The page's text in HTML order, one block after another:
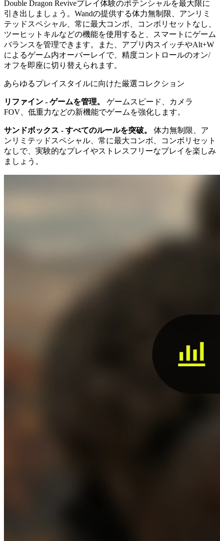
Double Dragon Reviveプレイ体験のポテンシャルを最大限に
引き出しましょう。Wandの提供する体力無制限、アンリミ
テッドスペシャル、常に最大コンボ、コンボリセットなし、
ツーヒットキルなどの機能を使用すると、スマートにゲーム
バランスを管理できます。また、アプリ内スイッチやAlt+W
によるゲーム内オーバーレイで、精度コントロールのオン/
オフを即座に切り替えられます。
あらゆるプレイスタイルに向けた厳選コレクション
リファイン - ゲームを管理。
ゲームスピード、カメラ
FOV、低重力などの新機能でゲームを強化します。
サンドボックス - すべてのルールを突破。
体力無制限、ア
ンリミテッドスペシャル、常に最大コンボ、コンボリセット
なしで、実験的なプレイやストレスフリーなプレイを楽しみ
ましょう。